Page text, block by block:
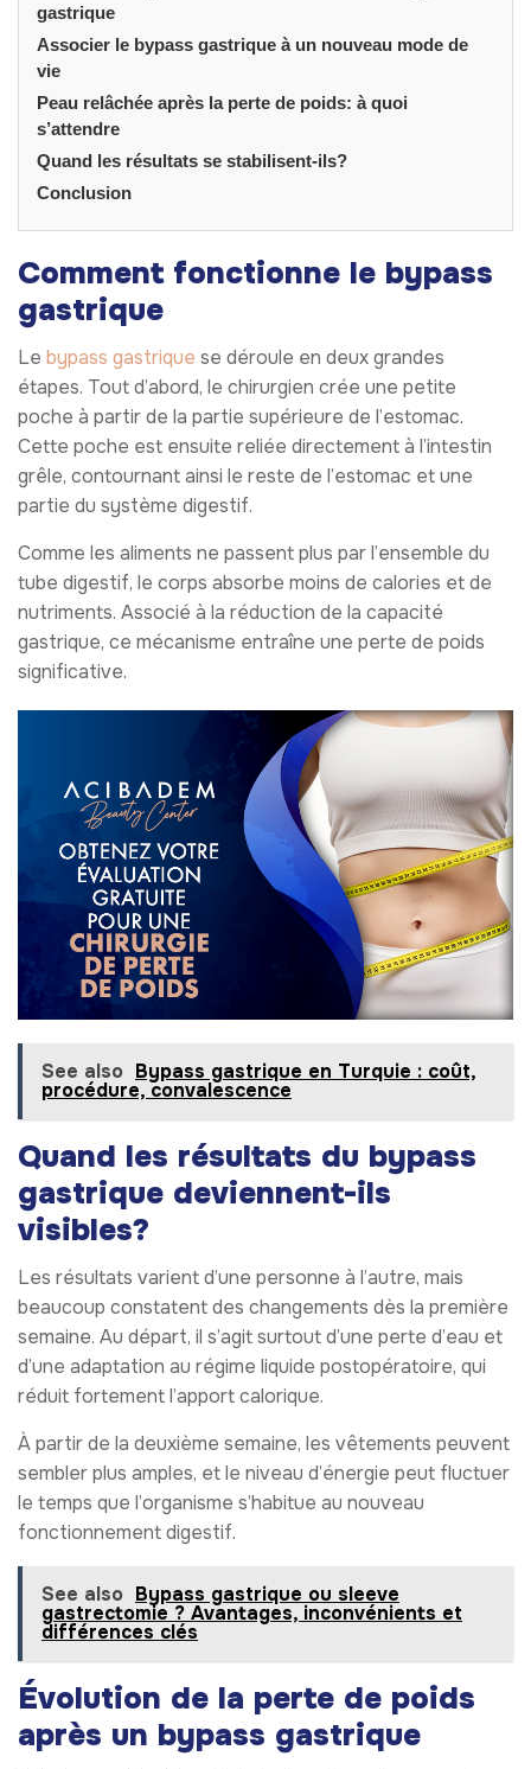
gastrique
Associer le bypass gastrique à un nouveau mode de
vie
Peau relâchée après la perte de poids: à quoi
s’attendre
Quand les résultats se stabilisent-ils?
Conclusion
Comment fonctionne le bypass
gastrique
Le bypass gastrique se déroule en deux grandes
étapes. Tout d’abord, le chirurgien crée une petite
poche à partir de la partie supérieure de l’estomac.
Cette poche est ensuite reliée directement à l’intestin
grêle, contournant ainsi le reste de l’estomac et une
partie du système digestif.
Comme les aliments ne passent plus par l’ensemble du
tube digestif, le corps absorbe moins de calories et de
nutriments. Associé à la réduction de la capacité
gastrique, ce mécanisme entraîne une perte de poids
significative.
See also Bypass gastrique en Turquie : coût,
procédure, convalescence
Quand les résultats du bypass
gastrique deviennent-ils
visibles?
Les résultats varient d’une personne à l’autre, mais
beaucoup constatent des changements dès la première
semaine. Au départ, il s’agit surtout d’une perte d’eau et
d’une adaptation au régime liquide postopératoire, qui
réduit fortement l’apport calorique.
À partir de la deuxième semaine, les vêtements peuvent
sembler plus amples, et le niveau d’énergie peut fluctuer
le temps que l’organisme s’habitue au nouveau
fonctionnement digestif.
See also Bypass gastrique ou sleeve
gastrectomie ? Avantages, inconvénients et
différences clés
Évolution de la perte de poids
après un bypass gastrique